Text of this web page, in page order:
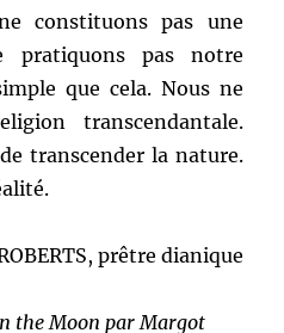
constituons pas une
pratiquons pas notre
que cela. Nous ne
transcendantale.
transcender la nature.
prêtre dianique
the Moon par Margot